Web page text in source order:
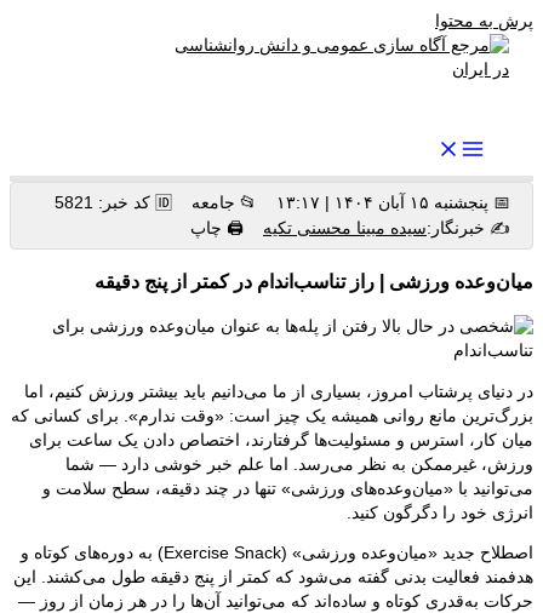
پرش به محتوا
📅 پنجشنبه ۱۵ آبان ۱۴۰۴ | ۱۳:۱۷ 📂 جامعه
🆔 کد خبر: 5821
✍️ خبرنگار:سیده مبینا محسنی تکیه 🖨 چاپ
میان‌وعده ورزشی | راز تناسب‌اندام در کمتر از پنج دقیقه
در دنیای پرشتاب امروز، بسیاری از ما می‌دانیم باید بیشتر ورزش کنیم، اما
بزرگ‌ترین مانع روانی همیشه یک چیز است: «وقت ندارم». برای کسانی که
میان کار، استرس و مسئولیت‌ها گرفتارند، اختصاص دادن یک ساعت برای
ورزش، غیرممکن به نظر می‌رسد. اما علم خبر خوشی دارد — شما
می‌توانید با «میان‌وعده‌های ورزشی» تنها در چند دقیقه، سطح سلامت و
انرژی خود را دگرگون کنید.
اصطلاح جدید «میان‌وعده ورزشی» (Exercise Snack) به دوره‌های کوتاه و
هدفمند فعالیت بدنی گفته می‌شود که کمتر از پنج دقیقه طول می‌کشند. این
حرکات به‌قدری کوتاه و ساده‌اند که می‌توانید آن‌ها را در هر زمان از روز —